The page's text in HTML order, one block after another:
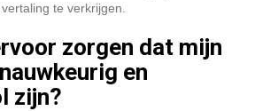
te verkrijgen.
zorgen dat mijn
en
zijn?